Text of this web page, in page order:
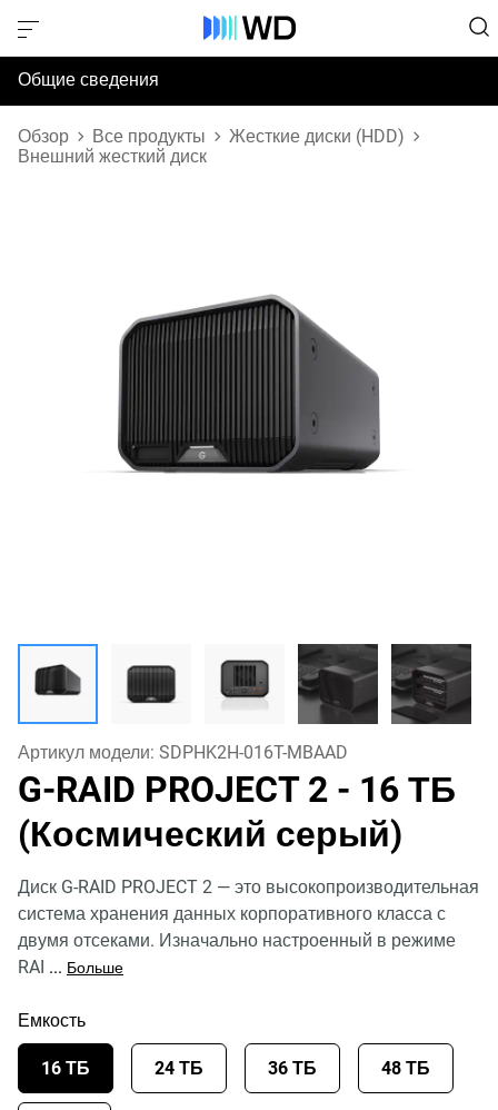
Общие сведения
Технические характеристики
Обзор Все продукты
Жесткие диски (HDD)
Внешний жесткий диск
Артикул модели: SDPHK2H-016T-MBAAD
G-RAID PROJECT 2 - 16 ТБ
(Космический серый)
Диск G-RAID PROJECT 2 — это высокопроизводительная
система хранения данных корпоративного класса с
двумя отсеками. Изначально настроенный в режиме
RAI ... Больше
Емкость
16 ТБ 24 ТБ 36 ТБ 48 ТБ